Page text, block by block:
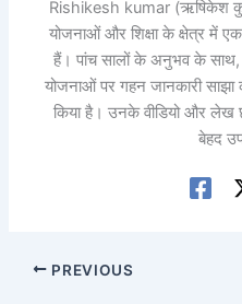
Rishikesh kumar (ऋषिकेश
योजनाओं और शिक्षा के क्षेत्र में
हैं। पांच सालों के अनुभव के
योजनाओं पर गहन जानकारी
किया है। उनके वीडियो और लेख
बेहद
PREVIOUS